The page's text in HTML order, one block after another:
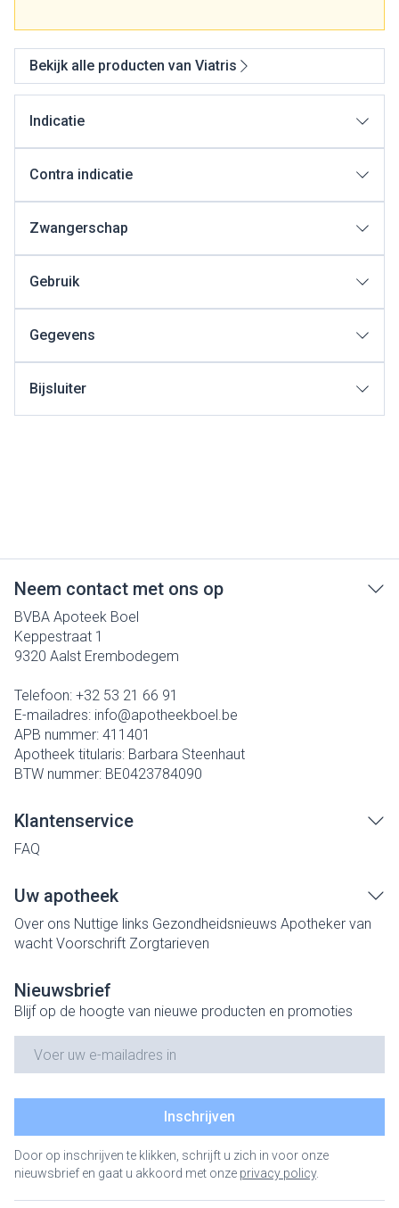
Bekijk alle producten van Viatris
Indicatie
Contra indicatie
Zwangerschap
Gebruik
Gegevens
Bijsluiter
Neem contact met ons op
BVBA Apoteek Boel
Keppestraat 1
9320 Aalst Erembodegem
Telefoon: +32 53 21 66 91
E-mailadres: info@apotheekboel.be
APB nummer: 411401
Apotheek titularis: Barbara Steenhaut
BTW nummer: BE0423784090
Klantenservice
FAQ
Uw apotheek
Over ons Nuttige links Gezondheidsnieuws Apotheker van
wacht Voorschrift Zorgtarieven
Nieuwsbrief
Blijf op de hoogte van nieuwe producten en promoties
Inschrijven
Door op inschrijven te klikken, schrijft u zich in voor onze
nieuwsbrief en gaat u akkoord met onze privacy policy.